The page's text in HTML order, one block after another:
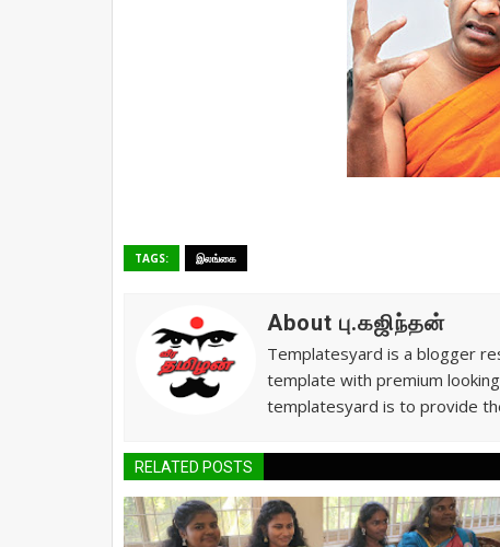
TAGS: இலங்கை
About பு.கஜிந்தன்
Templatesyard is a blogger
template with premium
templatesyard is to provide
RELATED POSTS